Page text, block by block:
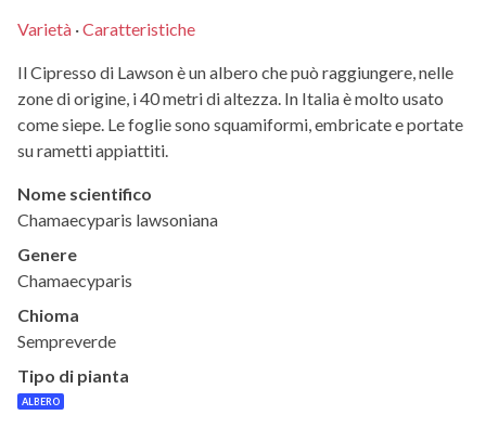
Varietà ·Caratteristiche
Il Cipresso di Lawson è un albero che può raggiungere, nelle
zone di origine, i 40 metri di altezza. In Italia è molto usato
come siepe. Le foglie sono squamiformi, embricate e portate
su rametti appiattiti.
Nome scientifico
Chamaecyparis lawsoniana
Genere
Chamaecyparis
Chioma
Sempreverde
Tipo di pianta
ALBERO